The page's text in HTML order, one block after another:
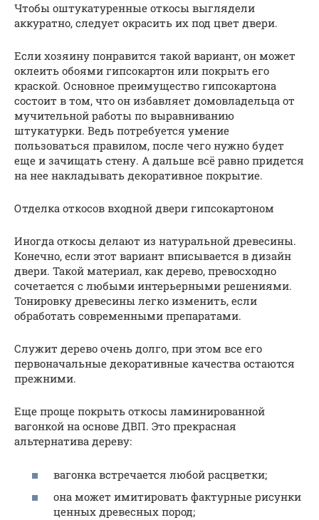
Чтобы оштукатуренные откосы выглядели
аккуратно, следует окрасить их под цвет двери.
Если хозяину понравится такой вариант, он может
оклеить обоями гипсокартон или покрыть его
краской. Основное преимущество гипсокартона
состоит в том, что он избавляет домовладельца от
мучительной работы по выравниванию
штукатурки. Ведь потребуется умение
пользоваться правилом, после чего нужно будет
еще и зачищать стену. А дальше всё равно придется
на нее накладывать декоративное покрытие.
Отделка откосов входной двери гипсокартоном
Иногда откосы делают из натуральной древесины.
Конечно, если этот вариант вписывается в дизайн
двери. Такой материал, как дерево, превосходно
сочетается с любыми интерьерными решениями.
Тонировку древесины легко изменить, если
обработать современными препаратами.
Служит дерево очень долго, при этом все его
первоначальные декоративные качества остаются
прежними.
Еще проще покрыть откосы ламинированной
вагонкой на основе ДВП. Это прекрасная
альтернатива дереву:
вагонка встречается любой расцветки;
она может имитировать фактурные рисунки
ценных древесных пород;